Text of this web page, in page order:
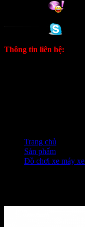
Thông tin liên hệ:
Trang chủ
Sản phẩm
Đồ chơi xe máy